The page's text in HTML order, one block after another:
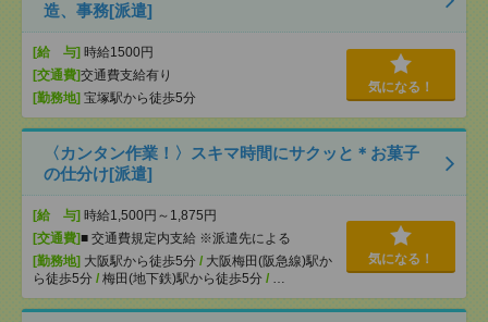
造、事務[派遣]
[給 与] 時給1500円
[交通費]交通費支給有り
[勤務地] 宝塚駅から徒歩5分
気になる！
〈カンタン作業！〉スキマ時間にサクッと＊お菓子
の仕分け[派遣]
[給 与] 時給1,500円～1,875円
[交通費]■ 交通費規定内支給 ※派遣先による
[勤務地] 大阪駅から徒歩5分 / 大阪梅田(阪急線)駅か
ら徒歩5分 / 梅田(地下鉄)駅から徒歩5分 / …
気になる！